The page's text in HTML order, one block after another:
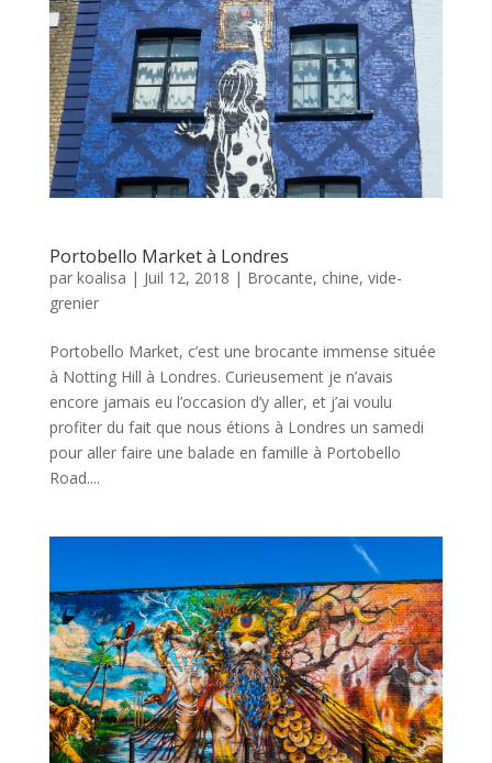
Portobello Market à Londres
par koalisa | Juil 12, 2018 | Brocante, chine, vide-
grenier
Portobello Market, c’est une brocante immense située
à Notting Hill à Londres. Curieusement je n’avais
encore jamais eu l’occasion d’y aller, et j’ai voulu
profiter du fait que nous étions à Londres un samedi
pour aller faire une balade en famille à Portobello
Road....